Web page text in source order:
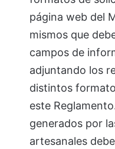
página web del
mismos que
campos de
adjuntando los
distintos
este
generados por
artesanales